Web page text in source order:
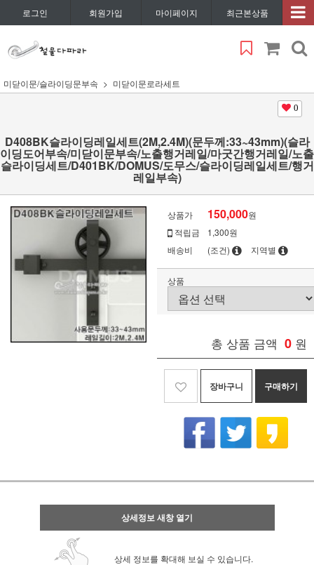
로그인 회원가입 마이페이지 최근본상품
미닫이문/슬라이딩문부속 미닫이문로라세트
0
D408BK슬라이딩레일세트(2M,2.4M)(문두께:33~43mm)(슬라
이딩도어부속/미닫이문부속/노출행거레일/마굿간행거레일/노출
슬라이딩세트/D401BK/DOMUS/도무스/슬라이딩레일세트/행거
레일부속)
상품가 150,000원
적립금
1,300원
배송비
(조건) 지역별
상품
총 상품 금액 0 원
장바구니 구매하기
상세정보 새창 열기
상세 정보를 확대해 보실 수 있습니다.